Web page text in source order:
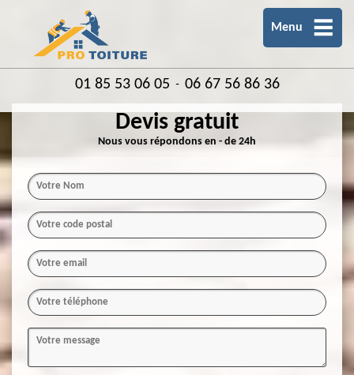
Menu
01 85 53 06 05 - 06 67 56 86 36
Devis gratuit
Nous vous répondons en - de 24h